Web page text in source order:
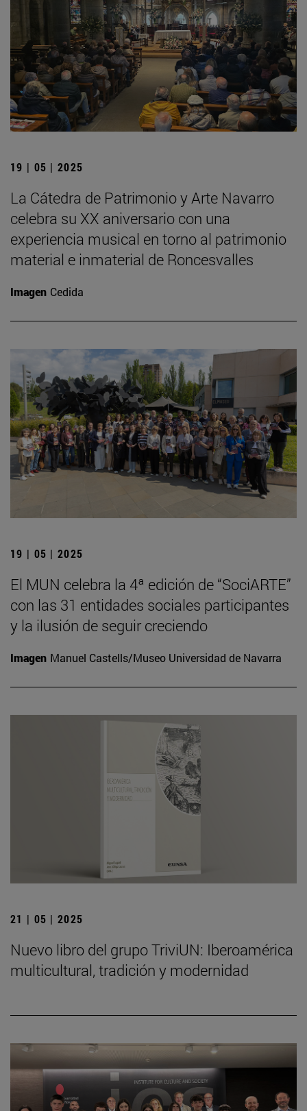
19 | 05 | 2025
La Cátedra de Patrimonio y Arte Navarro
celebra su XX aniversario con una
experiencia musical en torno al patrimonio
material e inmaterial de Roncesvalles
Imagen Cedida
19 | 05 | 2025
El MUN celebra la 4ª edición de “SociARTE”
con las 31 entidades sociales participantes
y la ilusión de seguir creciendo
Imagen Manuel Castells/Museo Universidad de Navarra
21 | 05 | 2025
Nuevo libro del grupo TriviUN: Iberoamérica
multicultural, tradición y modernidad